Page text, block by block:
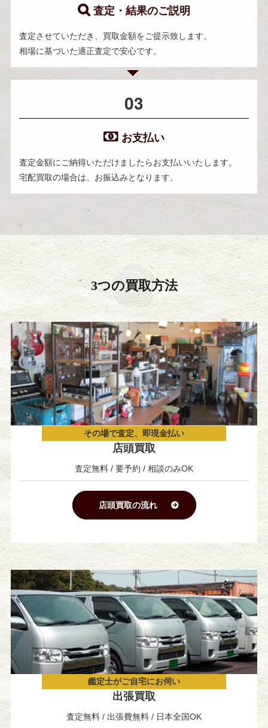
査定・結果のご説明
査定させていただき、買取金額をご提示致します。
相場に基づいた適正査定で安心です。
03
お支払い
査定金額にご納得いただけましたらお支払いいたします。
宅配買取の場合は、お振込みとなります。
3つの買取方法
その場で査定、即現金払い
店頭買取
査定無料 / 要予約 / 相談のみOK
店頭買取の流れ
鑑定士がご自宅にお伺い
出張買取
査定無料 / 出張費無料 / 日本全国OK